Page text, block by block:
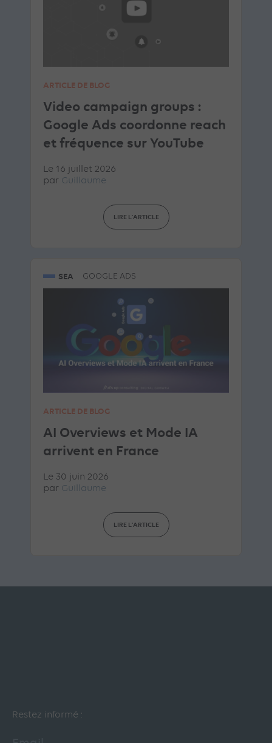
ARTICLE DE BLOG
Video campaign groups :
Google Ads coordonne reach
et fréquence sur YouTube
Le 16 juillet 2026
par Guillaume
LIRE L'ARTICLE
SEA GOOGLE ADS
ARTICLE DE BLOG
AI Overviews et Mode IA
arrivent en France
Le 30 juin 2026
par Guillaume
LIRE L'ARTICLE
Restez informé :